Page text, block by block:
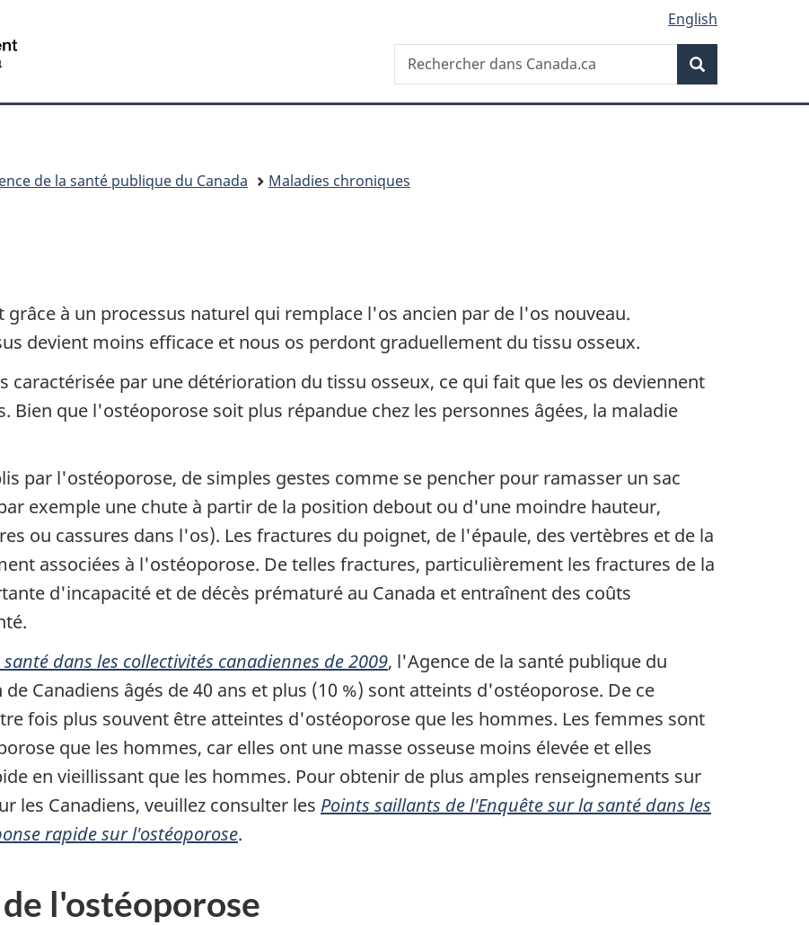
sujet
HTML
English
Canada
Recherche
Rechercher
dans
de la santé publique du Canada Maladies chroniques
à un processus naturel qui remplace l'os ancien par de l'os nouveau.
devient moins efficace et nous os perdont graduellement du tissu osseux.
caractérisée par une détérioration du tissu osseux, ce qui fait que les os deviennent
Bien que l'ostéoporose soit plus répandue chez les personnes âgées, la maladie
par l'ostéoporose, de simples gestes comme se pencher pour ramasser un sac
exemple une chute à partir de la position debout ou d'une moindre hauteur,
ou cassures dans l'os). Les fractures du poignet, de l'épaule, des vertèbres et de la
associées à l'ostéoporose. De telles fractures, particulièrement les fractures de la
d'incapacité et de décès prématuré au Canada et entraînent des coûts
dans les collectivités canadiennes de 2009, l'Agence de la santé publique du
Canadiens âgés de 40 ans et plus (10 %) sont atteints d'ostéoporose. De ce
fois plus souvent être atteintes d'ostéoporose que les hommes. Les femmes sont
que les hommes, car elles ont une masse osseuse moins élevée et elles
en vieillissant que les hommes. Pour obtenir de plus amples renseignements sur
les Canadiens, veuillez consulter les Points saillants de l'Enquête sur la santé dans les
rapide sur l'ostéoporose.
l'ostéoporose